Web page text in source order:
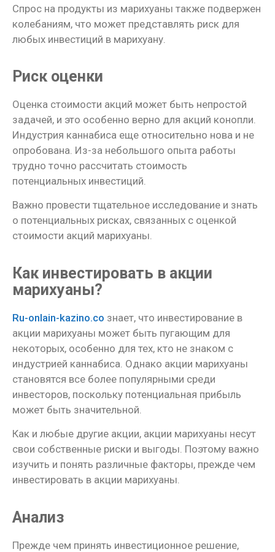
Спрос на продукты из марихуаны также подвержен
колебаниям, что может представлять риск для
любых инвестиций в марихуану.
Риск оценки
Оценка стоимости акций может быть непростой
задачей, и это особенно верно для акций конопли.
Индустрия каннабиса еще относительно нова и не
опробована. Из-за небольшого опыта работы
трудно точно рассчитать стоимость
потенциальных инвестиций.
Важно провести тщательное исследование и знать
о потенциальных рисках, связанных с оценкой
стоимости акций марихуаны.
Как инвестировать в акции
марихуаны?
Ru-onlain-kazino.co знает, что инвестирование в
акции марихуаны может быть пугающим для
некоторых, особенно для тех, кто не знаком с
индустрией каннабиса. Однако акции марихуаны
становятся все более популярными среди
инвесторов, поскольку потенциальная прибыль
может быть значительной.
Как и любые другие акции, акции марихуаны несут
свои собственные риски и выгоды. Поэтому важно
изучить и понять различные факторы, прежде чем
инвестировать в акции марихуаны.
Анализ
Прежде чем принять инвестиционное решение,